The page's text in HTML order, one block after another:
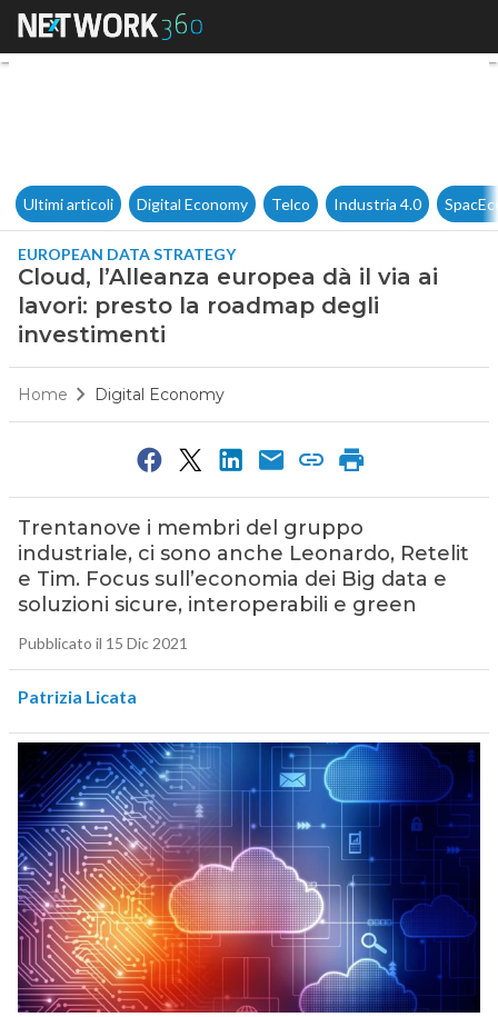
Cloud, l’Alleanza europea
Ultimi articoli Digital Economy Telco Industria 4.0
EUROPEAN DATA STRATEGY
Cloud, l’Alleanza europea dà il via ai
lavori: presto la roadmap degli
investimenti
Home Digital Economy
Trentanove i membri del gruppo
industriale, ci sono anche Leonardo, Retelit
e Tim. Focus sull’economia dei Big data e
soluzioni sicure, interoperabili e green
Pubblicato il 15 Dic 2021
Patrizia Licata